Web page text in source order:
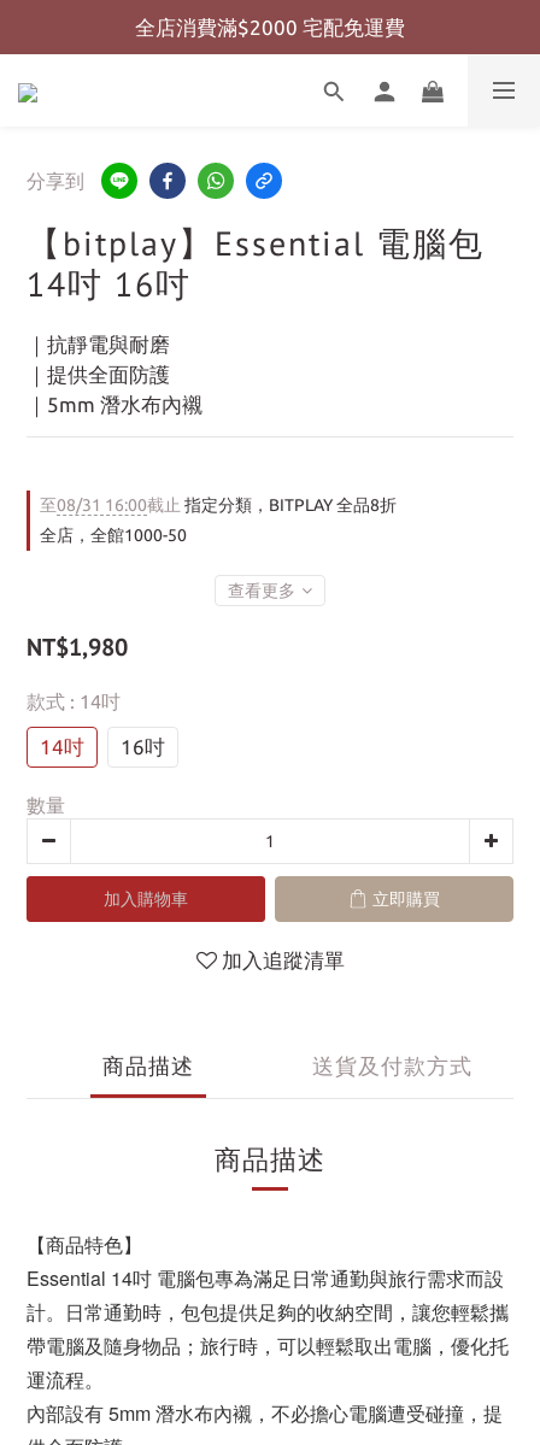
全店消費滿$999 超商免運費
全店消費滿$2000 宅配免運費
全店消費滿$999 超商免運費
分享到
【bitplay】Essential 電腦包
14吋 16吋
｜抗靜電與耐磨
｜提供全面防護
｜5mm 潛水布內襯
至08/31 16:00截止 指定分類，BITPLAY 全品8折
全店，全館1000-50
查看更多
NT$1,980
款式 : 14吋
14吋 16吋
數量
加入購物車 立即購買
加入追蹤清單
商品描述 送貨及付款方式
商品描述
【商品特色】
Essential 14吋 電腦包專為滿足日常通勤與旅行需求而設
計。日常通勤時，包包提供足夠的收納空間，讓您輕鬆攜
帶電腦及隨身物品；旅行時，可以輕鬆取出電腦，優化托
運流程。
內部設有 5mm 潛水布內襯，不必擔心電腦遭受碰撞，提